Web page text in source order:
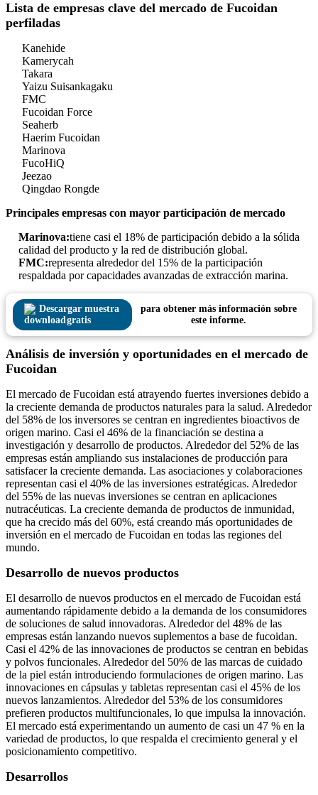
Lista de empresas clave del mercado de Fucoidan
perfiladas
Kanehide
Kamerycah
Takara
Yaizu Suisankagaku
FMC
Fucoidan Force
Seaherb
Haerim Fucoidan
Marinova
FucoHiQ
Jeezao
Qingdao Rongde
Principales empresas con mayor participación de mercado
Marinova:tiene casi el 18% de participación debido a la sólida
calidad del producto y la red de distribución global.
FMC:representa alrededor del 15% de la participación
respaldada por capacidades avanzadas de extracción marina.
Descargar muestra
gratis
para obtener más información sobre
este informe.
Análisis de inversión y oportunidades en el mercado de
Fucoidan
El mercado de Fucoidan está atrayendo fuertes inversiones debido a
la creciente demanda de productos naturales para la salud. Alrededor
del 58% de los inversores se centran en ingredientes bioactivos de
origen marino. Casi el 46% de la financiación se destina a
investigación y desarrollo de productos. Alrededor del 52% de las
empresas están ampliando sus instalaciones de producción para
satisfacer la creciente demanda. Las asociaciones y colaboraciones
representan casi el 40% de las inversiones estratégicas. Alrededor
del 55% de las nuevas inversiones se centran en aplicaciones
nutracéuticas. La creciente demanda de productos de inmunidad,
que ha crecido más del 60%, está creando más oportunidades de
inversión en el mercado de Fucoidan en todas las regiones del
mundo.
Desarrollo de nuevos productos
El desarrollo de nuevos productos en el mercado de Fucoidan está
aumentando rápidamente debido a la demanda de los consumidores
de soluciones de salud innovadoras. Alrededor del 48% de las
empresas están lanzando nuevos suplementos a base de fucoidan.
Casi el 42% de las innovaciones de productos se centran en bebidas
y polvos funcionales. Alrededor del 50% de las marcas de cuidado
de la piel están introduciendo formulaciones de origen marino. Las
innovaciones en cápsulas y tabletas representan casi el 45% de los
nuevos lanzamientos. Alrededor del 53% de los consumidores
prefieren productos multifuncionales, lo que impulsa la innovación.
El mercado está experimentando un aumento de casi un 47 % en la
variedad de productos, lo que respalda el crecimiento general y el
posicionamiento competitivo.
Desarrollos